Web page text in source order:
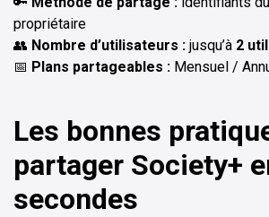
propriétaire
👥 Nombre d’utilisateurs : jusqu’à 2
📅 Plans partageables : Mensuel /
Les bonnes
partager Society+
secondes